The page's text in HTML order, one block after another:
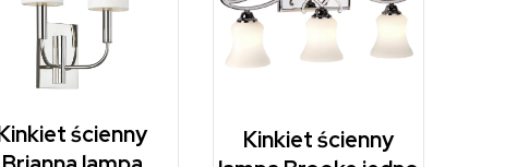
ścienny
Kinkiet ścienny